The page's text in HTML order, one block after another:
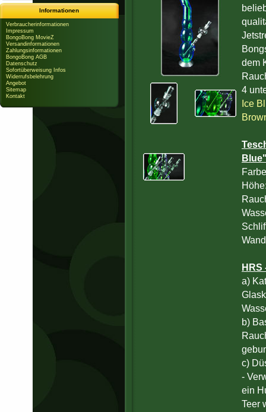
dem
4
Ice
a)
b)
c)
-
ein
Teer
Informationen
Verbraucherinformationen
Impressum
BongoBong MovieZ
Versandinformationen
Zahlungsinformationen
BongoBong AGB
Datenschutz
Sofortüberweisung Infos
Widerrufsbelehrung
Angebot
Sitemap
Kontakt